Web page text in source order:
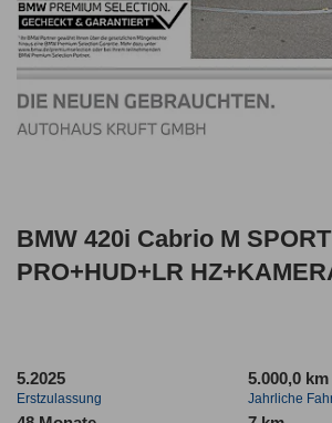
BMW 420i Cabrio M SPORT
PRO+HUD+LR
5.2025
Erstzulassung
5.000,0 km
Jahrliche